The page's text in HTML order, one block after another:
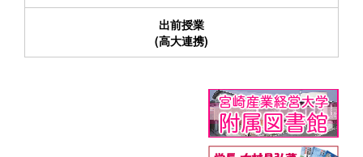
出前授業
(高大連携)